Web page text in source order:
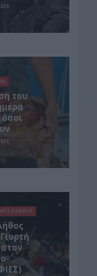
του
ΚΙΣΆΜΟΥ